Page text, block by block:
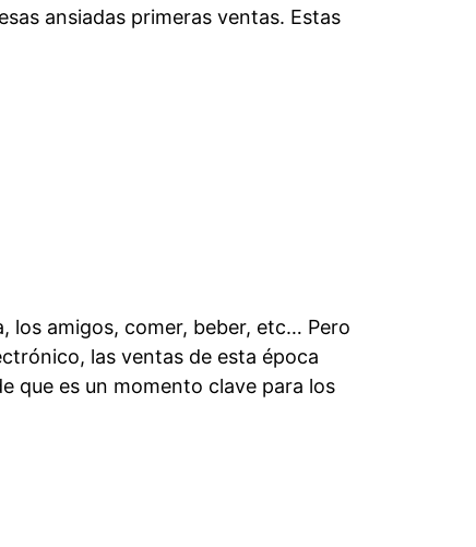
ansiadas primeras ventas. Estas
los amigos, comer, beber, etc… Pero
las ventas de esta época
que es un momento clave para los